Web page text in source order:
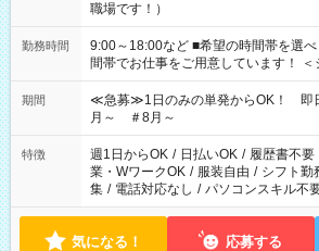
職場です！）
勤務時間
9:00～18:00など ■希望の時間帯を選べます！ ▼他にも
間帯でお仕事をご用意しています！
17:00～22:00 13:00～22:00 22:00～
期間
≪急募≫1日のみの単発からOK！ 即
月～ ＃8月～
特徴 週1日からOK / 日払いOK / 履歴書不要
業・WワークOK / 服装自由 / シフト勤
集 / 電話対応なし / パソコンスキル不
気になる！ 応募する